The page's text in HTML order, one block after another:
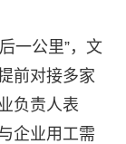
一公里”，文
前对接多家
负责人表
企业用工需